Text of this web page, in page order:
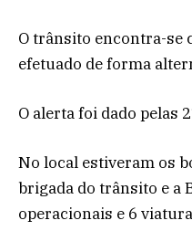
O trânsito encontra-se
efetuado de forma
O alerta foi dado pelas
No local estiveram os
brigada do trânsito e a
operacionais e 6